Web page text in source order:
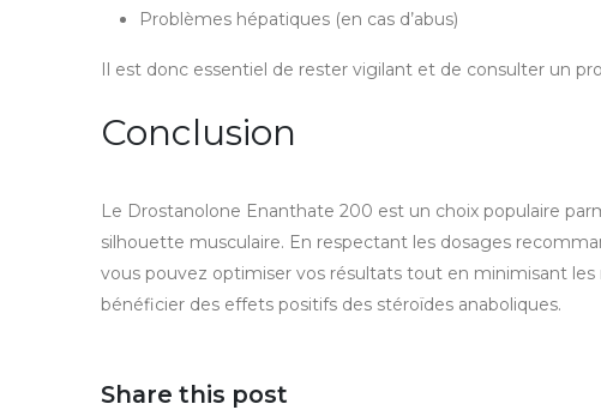
Problèmes hépatiques (en cas d’abus)
Il est donc essentiel de rester vigilant et de consulter un
Conclusion
Le Drostanolone Enanthate 200 est un choix populaire
silhouette musculaire. En respectant les dosages
vous pouvez optimiser vos résultats tout en minimisant les
bénéficier des effets positifs des stéroïdes anaboliques.
Share this post